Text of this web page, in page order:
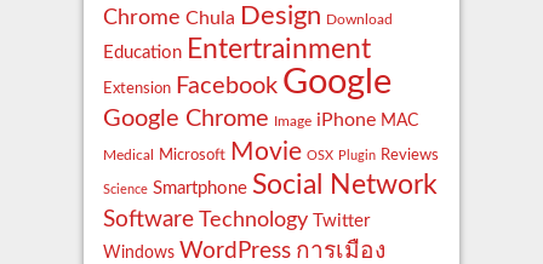
Chrome Chula Design Download
Education Entertrainment
Extension Facebook Google
Google Chrome Image iPhone MAC
Medical Microsoft Movie OSX Plugin Reviews
Science Smartphone Social Network
Software Technology
Twitter
Windows WordPress การเมือง